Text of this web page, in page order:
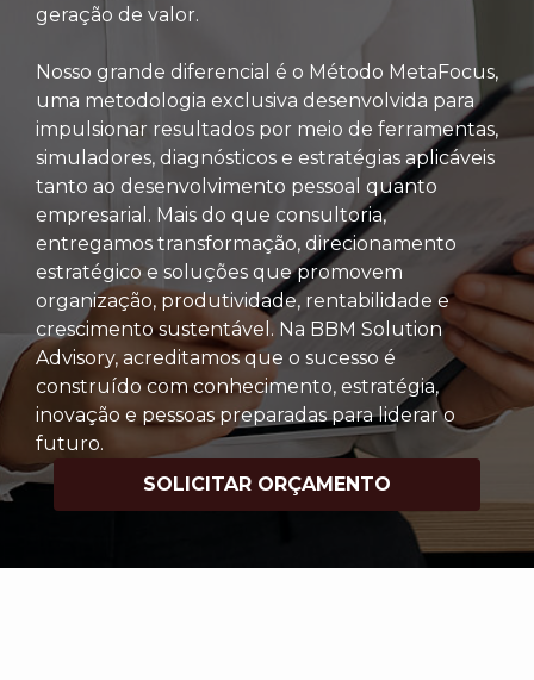
geração de valor.
Nosso grande diferencial é o Método MetaFocus,
uma metodologia exclusiva desenvolvida para
impulsionar resultados por meio de ferramentas,
simuladores, diagnósticos e estratégias aplicáveis
tanto ao desenvolvimento pessoal quanto
empresarial. Mais do que consultoria,
entregamos transformação, direcionamento
estratégico e soluções que promovem
organização, produtividade, rentabilidade e
crescimento sustentável. Na BBM Solution
Advisory, acreditamos que o sucesso é
construído com conhecimento, estratégia,
inovação e pessoas preparadas para liderar o
futuro.
SOLICITAR ORÇAMENTO